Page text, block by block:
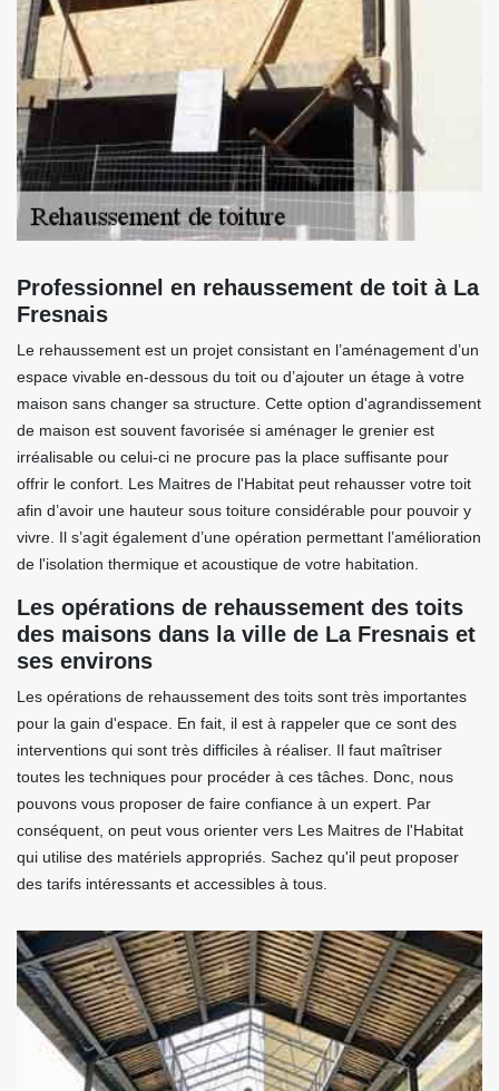
Professionnel en rehaussement de toit à La
Fresnais
Le rehaussement est un projet consistant en l’aménagement d’un
espace vivable en-dessous du toit ou d’ajouter un étage à votre
maison sans changer sa structure. Cette option d'agrandissement
de maison est souvent favorisée si aménager le grenier est
irréalisable ou celui-ci ne procure pas la place suffisante pour
offrir le confort. Les Maitres de l'Habitat peut rehausser votre toit
afin d’avoir une hauteur sous toiture considérable pour pouvoir y
vivre. Il s’agit également d’une opération permettant l’amélioration
de l'isolation thermique et acoustique de votre habitation.
Les opérations de rehaussement des toits
des maisons dans la ville de La Fresnais et
ses environs
Les opérations de rehaussement des toits sont très importantes
pour la gain d'espace. En fait, il est à rappeler que ce sont des
interventions qui sont très difficiles à réaliser. Il faut maîtriser
toutes les techniques pour procéder à ces tâches. Donc, nous
pouvons vous proposer de faire confiance à un expert. Par
conséquent, on peut vous orienter vers Les Maitres de l'Habitat
qui utilise des matériels appropriés. Sachez qu'il peut proposer
des tarifs intéressants et accessibles à tous.